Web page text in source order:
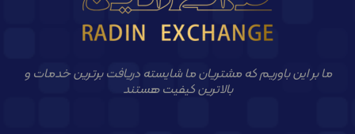
ما بر این باوریم که مشتریان ما شایسته دریافت برترین خدمات و
بالاترین کیفیت هستند